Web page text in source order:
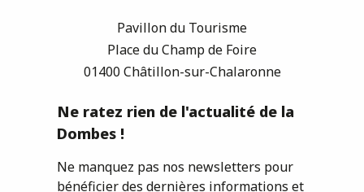
Pavillon du Tourisme
Place du Champ de Foire
01400 Châtillon-sur-Chalaronne
Ne ratez rien de l'actualité de la
Dombes !
Ne manquez pas nos newsletters pour
bénéficier des dernières informations et